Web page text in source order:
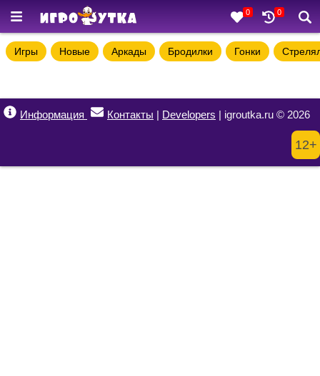
0 0
Игры Новые Аркады Бродилки Гонки
Информация Контакты | Developers | igroutka.ru © 2026
12+